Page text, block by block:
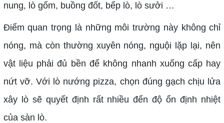
nung, lò gốm, buồng đốt, bếp lò, lò sưởi …
Điểm quan trọng là những môi trường này không chỉ
nóng, mà còn thường xuyên nóng, nguội lặp lại, nên
vật liệu phải đủ bền để không nhanh xuống cấp hay
nứt vỡ. Với lò nướng pizza, chọn đúng gạch chịu lửa
xây lò sẽ quyết định rất nhiều đến độ ổn định nhiệt
của sàn lò.